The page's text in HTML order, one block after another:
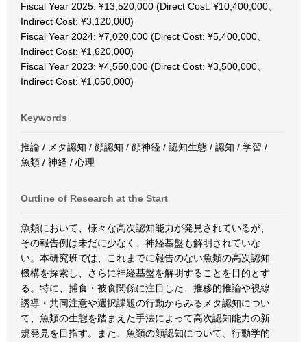
Fiscal Year 2025: ¥13,520,000 (Direct Cost: ¥10,400,000、
Indirect Cost: ¥3,120,000)
Fiscal Year 2024: ¥7,020,000 (Direct Cost: ¥5,400,000、
Indirect Cost: ¥1,620,000)
Fiscal Year 2023: ¥4,550,000 (Direct Cost: ¥3,500,000、
Indirect Cost: ¥1,050,000)
Keywords
推論 / メタ認知 / 顔認知 / 顔神経 / 認知生態 / 認知 / 学習 /
魚類 / 神経 / 心理
Outline of Research at the Start
魚類において、様々な高次認知能力が発見されているが、
その報告例は未だに少なく、神経基盤も解明されていな
い。本研究班では、これまでに報告のない魚類の高次認知
機構を探索し、さらに神経基盤を解明することを目的とす
る。特に、捕食・被食関係に注目した、推移的推論や視線
誘導・共同注意や選択課題の行動からみるメタ認知につい
て、魚類の生態を踏まえた手法によって高次認知能力の新
規発見を目指す。また、魚類の顔認知について、行動学的